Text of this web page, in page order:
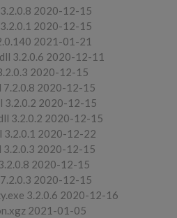
2020-12-15
2020-12-15
2021-01-21
3.2.0.6 2020-12-11
2020-12-15
7.2.0.8 2020-12-15
3.2.0.2 2020-12-15
3.2.0.2 2020-12-15
3.2.0.1 2020-12-22
3.2.0.3 2020-12-15
2020-12-15
2020-12-15
3.2.0.6 2020-12-16
2021-01-05